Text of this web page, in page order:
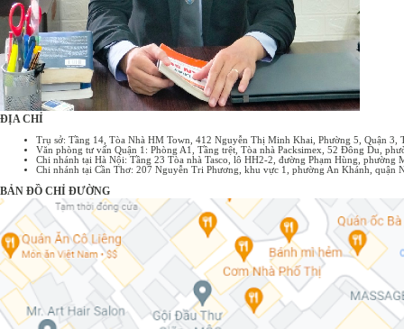
ĐỊA CHỈ
Trụ sở: Tầng 14, Tòa Nhà HM Town, 412 Nguyễn Thị Minh Khai, Phường 5, Quận 3,
Văn phòng tư vấn Quận 1: Phòng A1, Tầng trệt, Tòa nhà Packsimex, 52 Đông Du,
Chi nhánh tại Hà Nội: Tầng 23 Tòa nhà Tasco, lô HH2-2, đường Phạm Hùng,
Chi nhánh tại Cần Thơ: 207 Nguyễn Tri Phương, khu vực 1, phường An Khánh, quận
BẢN ĐỒ CHỈ ĐƯỜNG